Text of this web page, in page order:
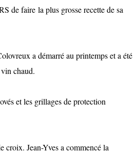
de faire la plus grosse recette de sa
a démarré au printemps et a été
chaud.
et les grillages de protection
croix. Jean-Yves a commencé la